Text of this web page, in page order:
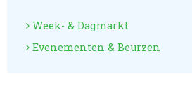
Week- & Dagmarkt
Evenementen & Beurzen